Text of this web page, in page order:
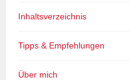
Inhaltsverzeichnis
Tipps & Empfehlungen
Über mich